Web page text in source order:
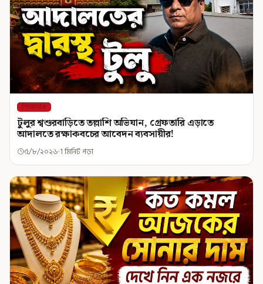
শিরোনাম
টুলুর শ্বশুরবাড়িতে তল্লাশি অভিযান, গ্রেফতারি এড়াতে
আদালতে রক্ষাকবচের আবেদন ব্যবসায়ীর!
৫/৮/২০২৬ 1 মিনিট পড়া